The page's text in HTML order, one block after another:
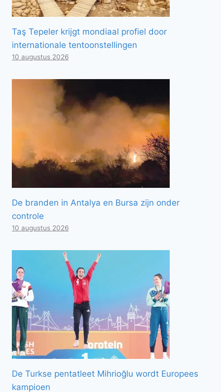
Taş Tepeler krijgt mondiaal profiel door
internationale tentoonstellingen
10 augustus 2026
De branden in Antalya en Bursa zijn onder
controle
10 augustus 2026
De Turkse pentatleet Mihrioğlu wordt Europees
kampioen